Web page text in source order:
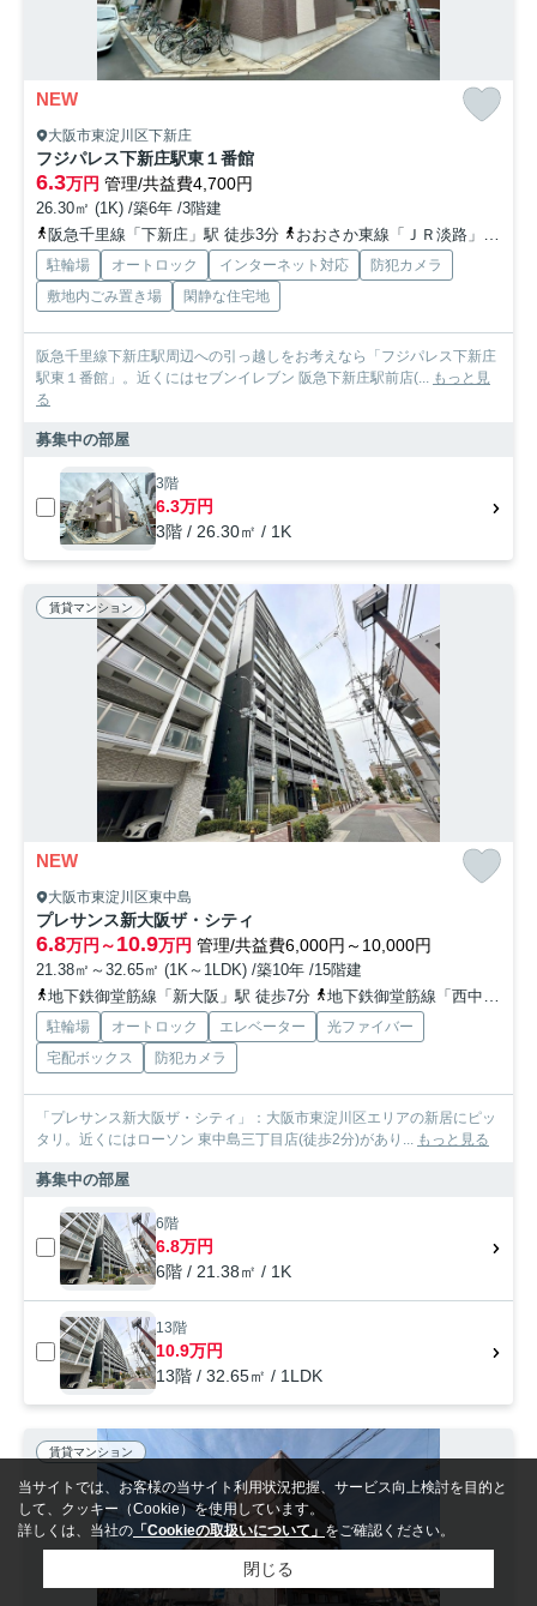
NEW
大阪市東淀川区下新庄
フジパレス下新庄駅東１番館
6.3万円 管理/共益費4,700円
26.30㎡ (1K) /築6年 /3階建
阪急千里線「下新庄」駅 徒歩3分
おおさか東線「ＪＲ淡路」駅 徒歩12分
駐輪場 オートロック インターネット対応
防犯カメラ
敷地内ごみ置き場
閑静な住宅地
阪急千里線下新庄駅周辺への引っ越しをお考えなら「フジパレス下新庄
駅東１番館」。近くにはセブンイレブン 阪急下新庄駅前店(...
もっと見
る
募集中の部屋
3階
6.3万円
3階 / 26.30㎡ / 1K
賃貸マンション
NEW
大阪市東淀川区東中島
プレサンス新大阪ザ・シティ
6.8万円～10.9万円 管理/共益費6,000円～10,000円
21.38㎡～32.65㎡ (1K～1LDK) /築10年 /15階建
地下鉄御堂筋線「新大阪」駅 徒歩7分
地下鉄御堂筋線「西中島南方」駅 徒歩14分
駐輪場 オートロック エレベーター
光ファイバー
宅配ボックス
防犯カメラ
「プレサンス新大阪ザ・シティ」：大阪市東淀川区エリアの新居にピッ
タリ。近くにはローソン 東中島三丁目店(徒歩2分)があり...
もっと見る
募集中の部屋
6階
6.8万円
6階 / 21.38㎡ / 1K
13階
10.9万円
13階 / 32.65㎡ / 1LDK
賃貸マンション
当サイトでは、お客様の当サイト利用状況把握、サービス向上検討を目的と
して、クッキー（Cookie）を使用しています。
詳しくは、当社の 「Cookieの取扱いについて」 をご確認ください。
閉じる